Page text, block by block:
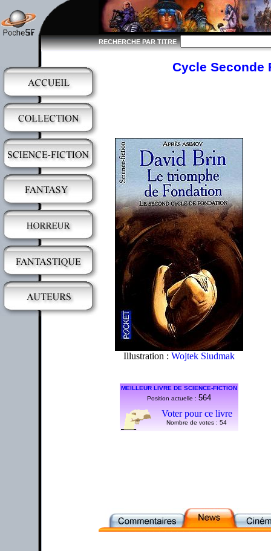
RECHERCHE PAR TITRE
Cycle Seconde
Illustration : Wojtek Siudmak
MEILLEUR LIVRE DE SCIENCE-FICTION
Position actuelle : 564
Voter pour ce livre
Nombre de votes : 54